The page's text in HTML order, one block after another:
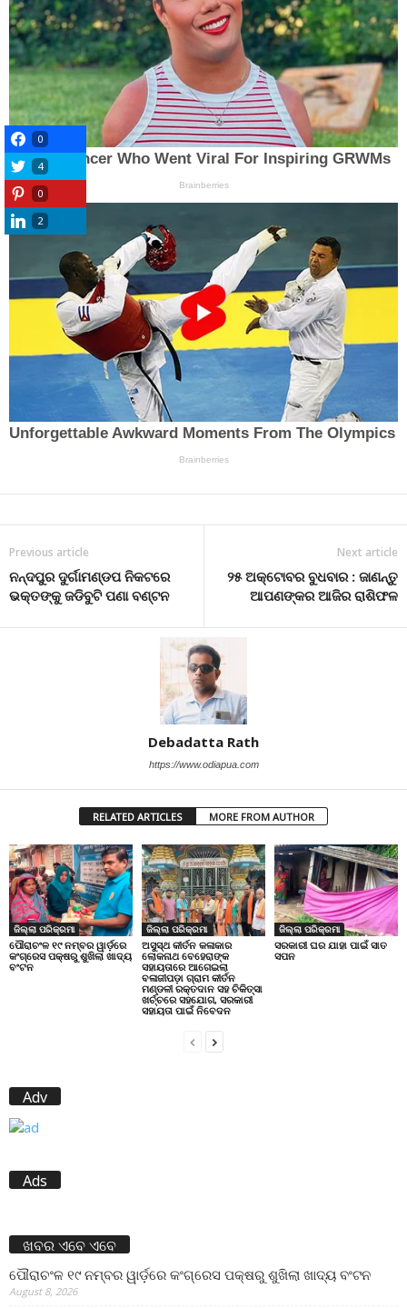
Previous article
ନନ୍ଦପୁର ଦୁର୍ଗାମଣ୍ଡପ ନିକଟରେ
ଭକ୍ତଙ୍କୁ ଜଡିବୁଟି ପଣା ବଣ୍ଟନ
Next article
୨୫ ଅକ୍ଟୋବର ବୁଧବାର : ଜାଣନ୍ତୁ
ଆପଣଙ୍କର ଆଜିର ରାଶିଫଳ
Debadatta Rath
https://www.odiapua.com
RELATED ARTICLES MORE FROM AUTHOR
ଜିଲ୍ଲା ପରିକ୍ରମା
ପୌରାଚଂଳ ୧୯ ନମ୍ବର ୱାର୍ଡ଼ରେ
କଂଗ୍ରେସ ପକ୍ଷରୁ ଶୁଖିଲା ଖାଦ୍ୟ
ବଂଟନ
ଜିଲ୍ଲା ପରିକ୍ରମା
ଅସୁସ୍ଥ କୀର୍ତନ କଳାକାର
ଲୋକନାଥ ବେହେରାଙ୍କ
ସହାୟତାରେ ଆଗେଇଲା
ବଳାଜୀପଡ଼ା ଗ୍ରାମ କୀର୍ତନ
ମଣ୍ଡଳୀ ରକ୍ତଦାନ ସହ ଚିକିତ୍ସା
ଖର୍ଚ୍ଚରେ ସହଯୋଗ, ସରକାରୀ
ସହାୟତା ପାଇଁ ନିବେଦନ
ଜିଲ୍ଲା ପରିକ୍ରମା
ସରକାରୀ ଘର ଯାହା ପାଇଁ ସାତ
ସପନ
Adv
Ads
ଖବର ଏବେ ଏବେ
ପୌରାଚଂଳ ୧୯ ନମ୍ବର ୱାର୍ଡ଼ରେ କଂଗ୍ରେସ ପକ୍ଷରୁ ଶୁଖିଲା ଖାଦ୍ୟ ବଂଟନ
August 8, 2026
0
4
0
2